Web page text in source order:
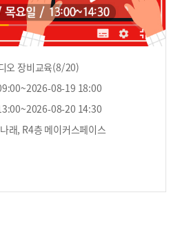
오 장비교육(8/20)
08-19 18:00
08-20 14:30
래, R4층 메이커스페이스